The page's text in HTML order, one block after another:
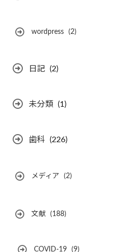
wordpress (2)
日記 (2)
未分類 (1)
歯科 (226)
メディア (2)
文献 (188)
COVID-19 (9)